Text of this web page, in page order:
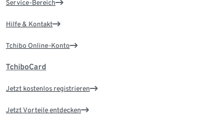
Service-Bereich
Hilfe & Kontakt
Tchibo Online-Konto
TchiboCard
Jetzt kostenlos registrieren
Jetzt Vorteile entdecken